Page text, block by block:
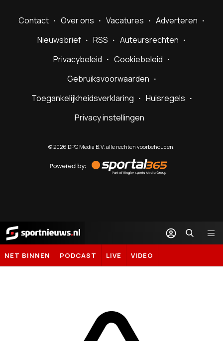
Contact Over ons Vacatures
Adverteren
Nieuwsbrief
RSS
Auteursrechten
Privacybeleid
Cookiebeleid
Gebruiksvoorwaarden
Toegankelijkheidsverklaring
Huisregels
Privacy instellingen
©2026 DPG Media B.V. alle rechten voorbehouden.
by
Sportal365
Sportnieuws.nl
NET BINNEN PODCAST LIVE VIDEO